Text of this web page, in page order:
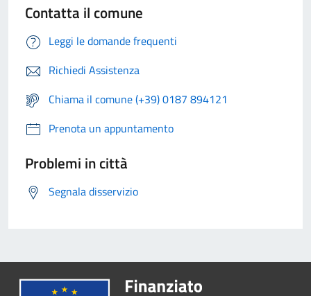
Contatta il comune
Leggi le domande frequenti
Richiedi Assistenza
Chiama il comune (+39) 0187 894121
Prenota un appuntamento
Problemi in città
Segnala disservizio